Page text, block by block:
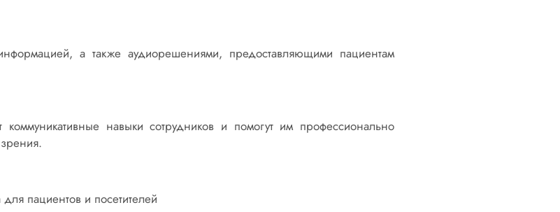
а также аудиорешениями, предоставляющими пациентам
коммуникативные навыки сотрудников и помогут им профессионально
пациентов и посетителей